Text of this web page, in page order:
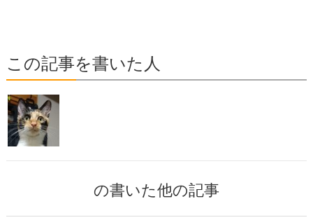
この記事を書いた人
の書いた他の記事